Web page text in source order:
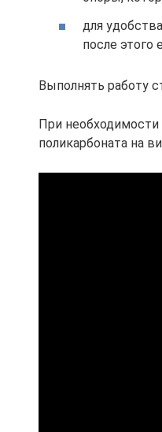
для
после этого
Выполнять работу
При
поликарбоната на